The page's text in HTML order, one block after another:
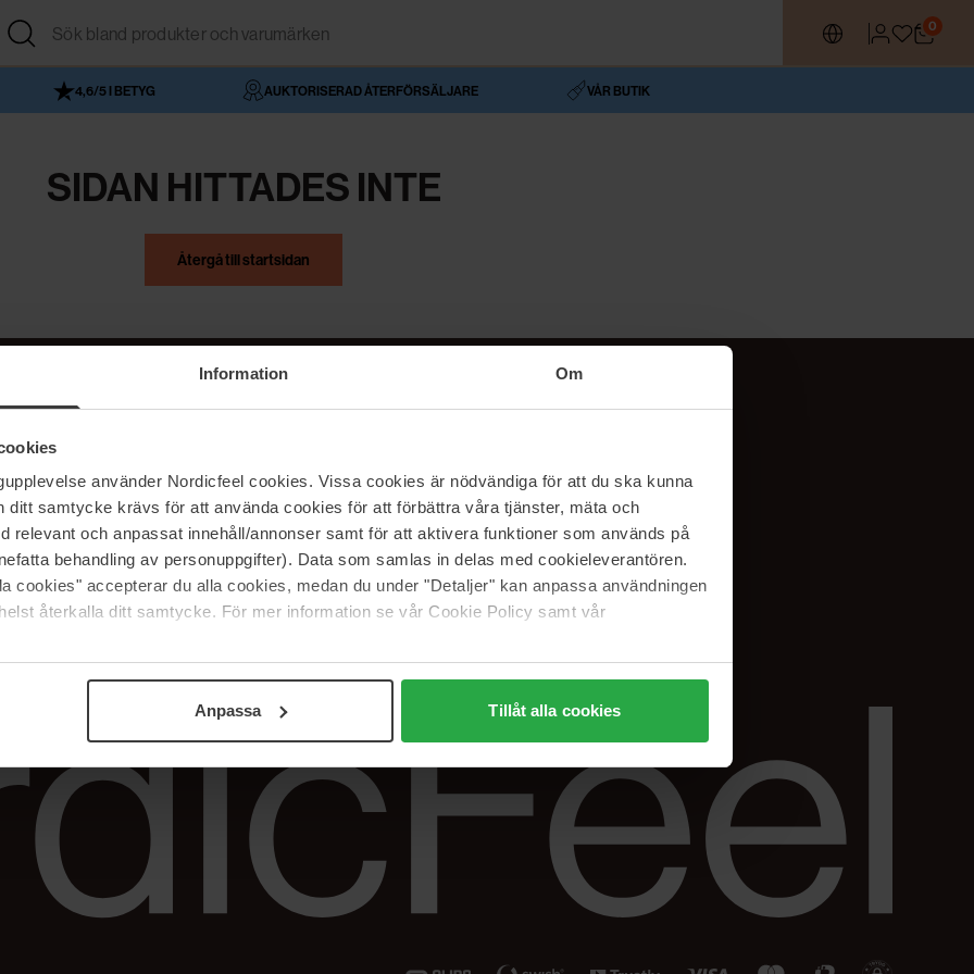
Information Om
använder Nordicfeel cookies. Vissa cookies är nödvändiga för att du ska kunna
ditt samtycke krävs för att använda cookies för att förbättra våra tjänster, mäta och
relevant och anpassat innehåll/annonser samt för att aktivera funktioner som används på
behandling av personuppgifter). Data som samlas in delas med cookieleverantören.
cookies" accepterar du alla cookies, medan du under "Detaljer" kan anpassa användningen
återkalla ditt samtycke. För mer information se vår Cookie Policy samt vår
Anpassa Tillåt alla cookies
0
4,6/5 I BETYG AUKTORISERAD ÅTERFÖRSÄLJARE VÅR BUTIK
SIDAN HITTADES INTE
Återgå till startsidan
NordicFeel
Vår butik
Våra varumärken
Jobba hos oss
Samarbeta med oss
The Beauty Edit
Hjälp
FAQ
Spåra min beställning
Returer &
reklamationer
Följ oss
Facebook
Instagram
Linkedin